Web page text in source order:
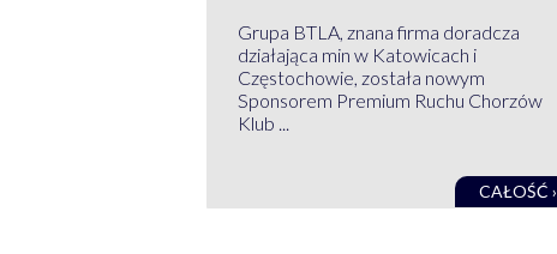
Grupa BTLA, znana firma doradcza
działająca min w Katowicach i
Częstochowie, została nowym
Sponsorem Premium Ruchu Chorzów
Klub ...
CAŁOŚĆ ›